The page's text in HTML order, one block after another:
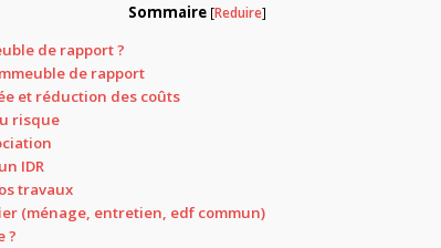
Sommaire [Reduire]
de rapport ?
de rapport
et réduction des coûts
risque
IDR
travaux
(ménage, entretien, edf commun)
?